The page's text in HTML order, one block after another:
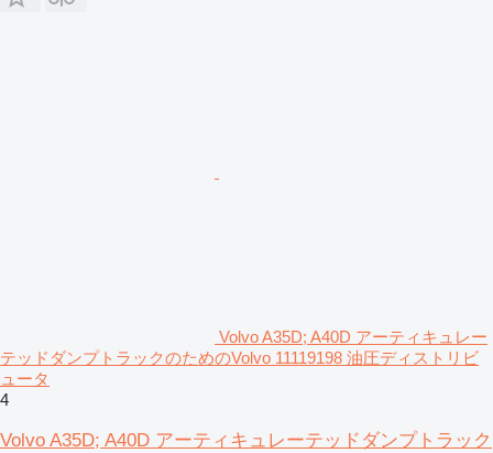
Volvo A35D; A40D アーティキュレー
テッドダンプトラックのためのVolvo 11119198 油圧ディストリビ
ュータ
4
Volvo A35D; A40D アーティキュレーテッドダンプトラック